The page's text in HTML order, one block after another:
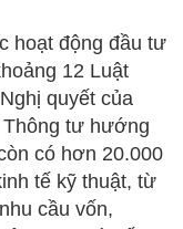
hoạt động đầu tư
12 Luật
quyết của
tư hướng
có hơn 20.000
tế kỹ thuật, từ
cầu vốn,